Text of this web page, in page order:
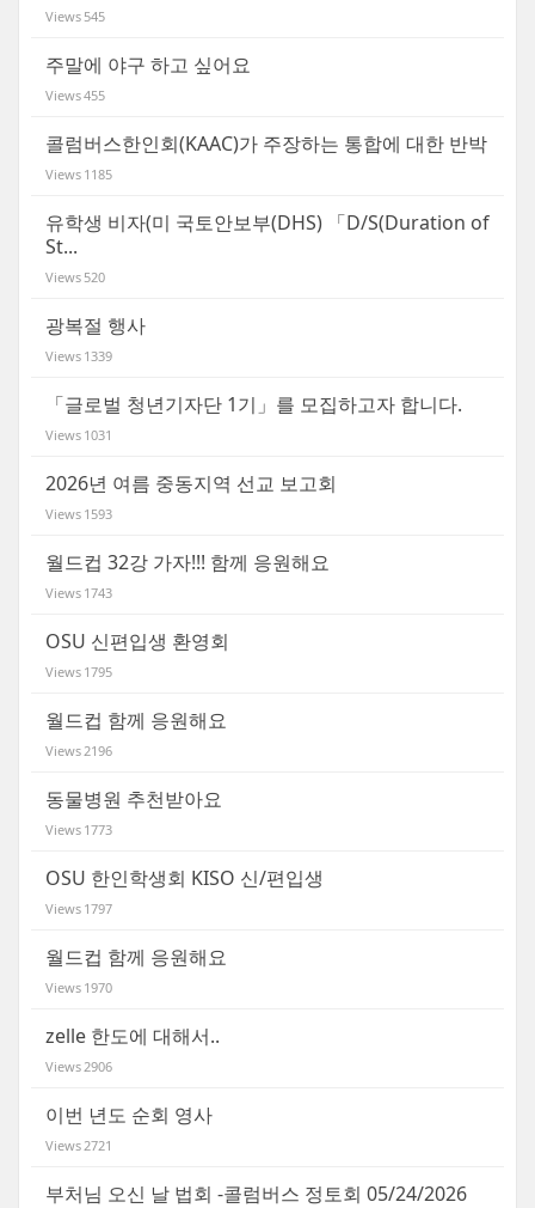
Views 545
주말에 야구 하고 싶어요
Views455
콜럼버스한인회(KAAC)가 주장하는 통합에 대한 반박
Views 1185
유학생 비자(미 국토안보부(DHS) 「D/S(Duration of
St...
Views 520
광복절 행사
Views 1339
「글로벌 청년기자단 1기」를 모집하고자 합니다.
Views 1031
2026년 여름 중동지역 선교 보고회
Views 1593
월드컵 32강 가자!!! 함께 응원해요
Views 1743
OSU 신편입생 환영회
Views 1795
월드컵 함께 응원해요
Views2196
동물병원 추천받아요
Views 1773
OSU 한인학생회 KISO 신/편입생
Views 1797
월드컵 함께 응원해요
Views 1970
zelle 한도에 대해서..
Views2906
이번 년도 순회 영사
Views2721
부처님 오신 날 법회 -콜럼버스 정토회 05/24/2026